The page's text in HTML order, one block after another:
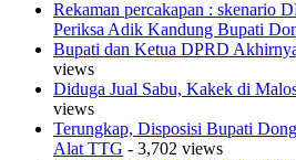
Rekaman percakapan : skenario
Periksa Adik Kandung Bupati
Bupati dan Ketua DPRD
views
Diduga Jual Sabu, Kakek di
views
Terungkap, Disposisi Bupati
Alat TTG - 3,702 views